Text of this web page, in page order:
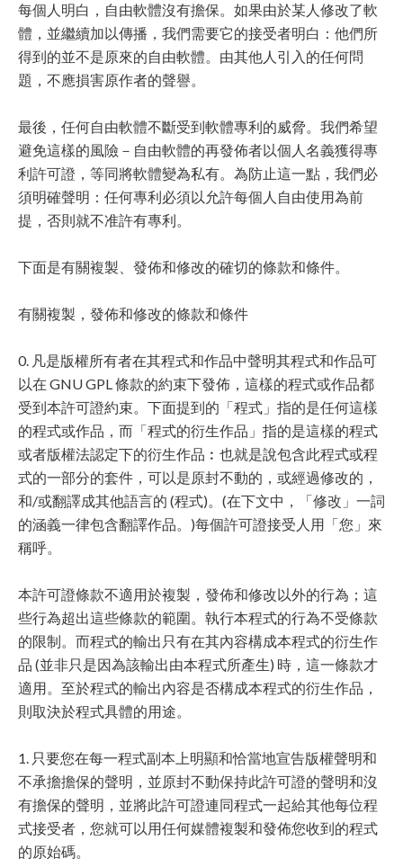
每個人明白，自由軟體沒有擔保。如果由於某人修改了軟
體，並繼續加以傳播，我們需要它的接受者明白：他們所
得到的並不是原來的自由軟體。由其他人引入的任何問
題，不應損害原作者的聲譽。
最後，任何自由軟體不斷受到軟體專利的威脅。我們希望
避免這樣的風險－自由軟體的再發佈者以個人名義獲得專
利許可證，等同將軟體變為私有。為防止這一點，我們必
須明確聲明：任何專利必須以允許每個人自由使用為前
提，否則就不准許有專利。
下面是有關複製、發佈和修改的確切的條款和條件。
有關複製，發佈和修改的條款和條件
0. 凡是版權所有者在其程式和作品中聲明其程式和作品可
以在 GNU GPL 條款的約束下發佈，這樣的程式或作品都
受到本許可證約束。下面提到的「程式」指的是任何這樣
的程式或作品，而「程式的衍生作品」指的是這樣的程式
或者版權法認定下的衍生作品︰也就是說包含此程式或程
式的一部分的套件，可以是原封不動的，或經過修改的，
和/或翻譯成其他語言的 (程式)。(在下文中，「修改」一詞
的涵義一律包含翻譯作品。)每個許可證接受人用「您」來
稱呼。
本許可證條款不適用於複製，發佈和修改以外的行為；這
些行為超出這些條款的範圍。執行本程式的行為不受條款
的限制。而程式的輸出只有在其內容構成本程式的衍生作
品 (並非只是因為該輸出由本程式所產生) 時，這一條款才
適用。至於程式的輸出內容是否構成本程式的衍生作品，
則取決於程式具體的用途。
1. 只要您在每一程式副本上明顯和恰當地宣告版權聲明和
不承擔擔保的聲明，並原封不動保持此許可證的聲明和沒
有擔保的聲明，並將此許可證連同程式一起給其他每位程
式接受者，您就可以用任何媒體複製和發佈您收到的程式
的原始碼。